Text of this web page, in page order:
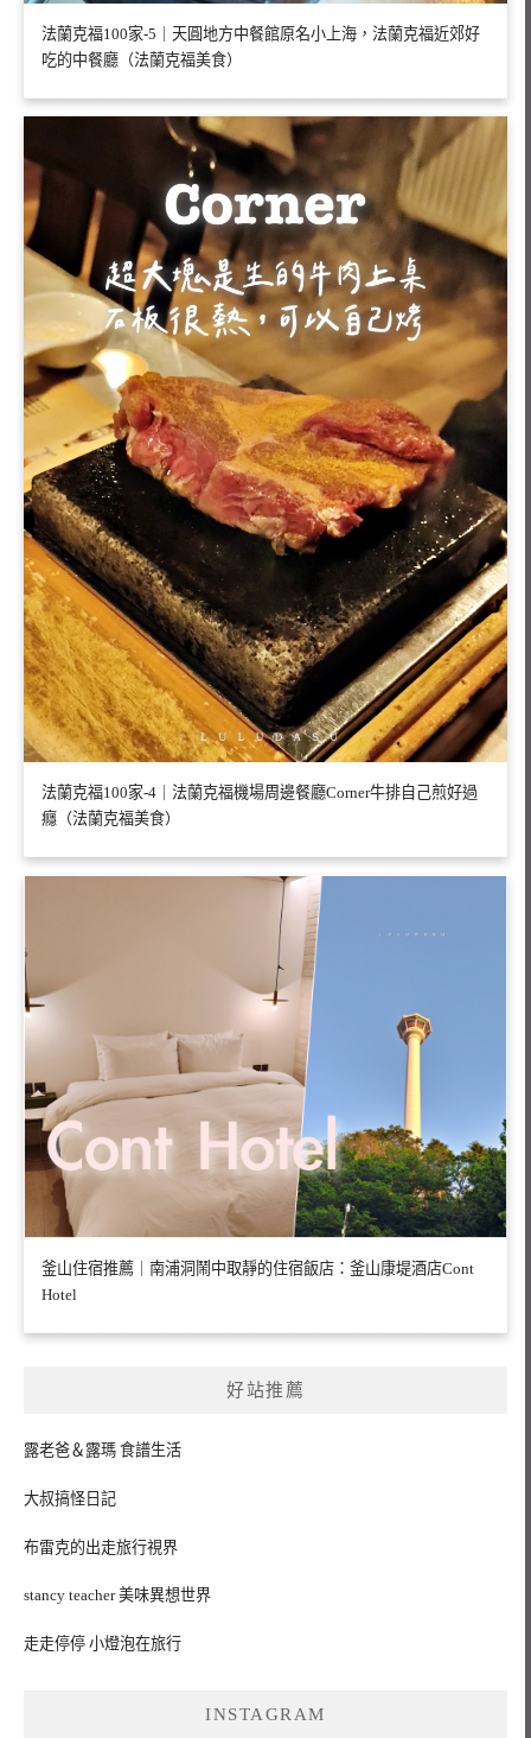
法蘭克福100家-5｜天圓地方中餐館原名小上海，法蘭克福近郊好
吃的中餐廳（法蘭克福美食）
法蘭克福100家-4｜法蘭克福機場周邊餐廳Corner牛排自己煎好過
癮（法蘭克福美食）
釜山住宿推薦｜南浦洞鬧中取靜的住宿飯店：釜山康堤酒店Cont
Hotel
好站推薦
露老爸＆露瑪 食譜生活
大叔搞怪日記
布雷克的出走旅行視界
stancy teacher 美味異想世界
走走停停 小燈泡在旅行
INSTAGRAM